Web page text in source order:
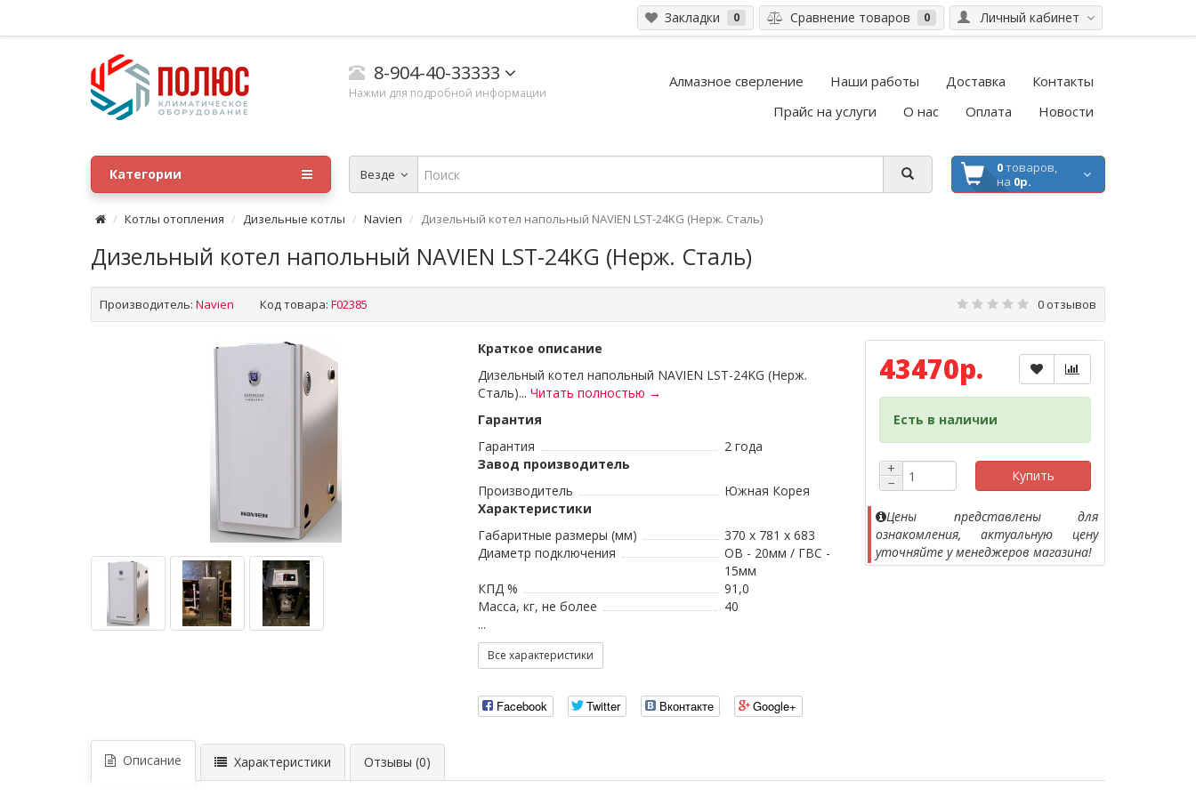
Личный кабинет
Закладки 0 Сравнение товаров 0
8-904-40-33333
Нажми для подробной информации
Алмазное сверление Наши работы Доставка
Контакты
Прайс на услуги
О нас Оплата Новости
Везде 0товаров,
на 0р.
Категории
Котлы отопления Дизельные котлы Navien Дизельный котел напольный NAVIEN LST-24KG (Нерж. Сталь)
Дизельный котел напольный NAVIEN LST-24KG (Нерж. Сталь)
Производитель: Navien Код товара: F02385 0 отзывов
Краткое описание
Дизельный котел напольный NAVIEN LST-24KG (Нерж.
Сталь)... Читать полностью →
Гарантия
Гарантия
2 года
Завод производитель
Производитель
Южная Корея
Характеристики
Габаритные размеры (мм)
370 x 781 x 683
Диаметр подключения
ОВ - 20мм / ГВС -
15мм
КПД %
91,0
Масса, кг, не более
40
...
Все характеристики
Facebook Twitter Вконтакте Google+
43470р.
Есть в наличии
+
−
Купить
Цены представлены для
ознакомления, актуальную цену
уточняйте у менеджеров магазина!
Описание Характеристики Отзывы (0)